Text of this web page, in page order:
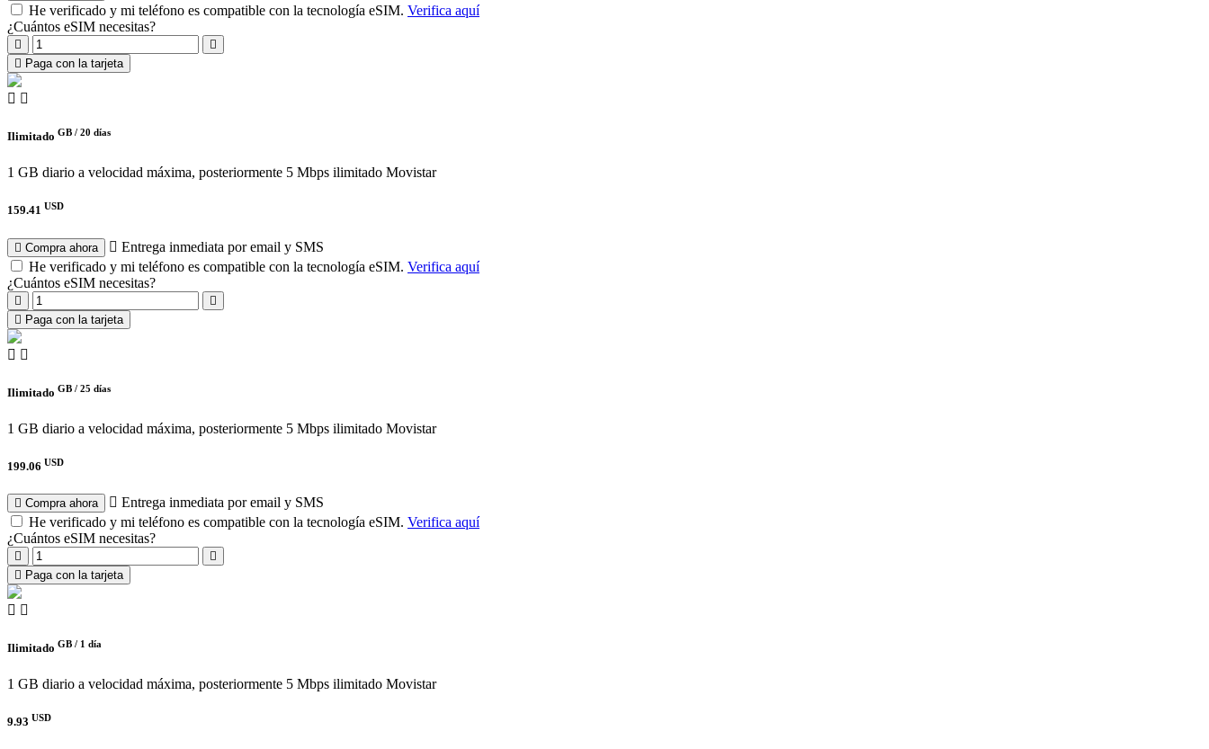
He verificado y mi teléfono es compatible con la tecnología eSIM. Verifica aquí
¿Cuántos eSIM necesitas?
Paga con la tarjeta
Ilimitado GB / 20 días
1 GB diario a velocidad máxima, posteriormente 5 Mbps ilimitado Movistar
159.41 USD
Compra ahora
Entrega inmediata por email y SMS
He verificado y mi teléfono es compatible con la tecnología eSIM. Verifica aquí
¿Cuántos eSIM necesitas?
Paga con la tarjeta
Ilimitado GB / 25 días
1 GB diario a velocidad máxima, posteriormente 5 Mbps ilimitado Movistar
199.06 USD
Compra ahora
Entrega inmediata por email y SMS
He verificado y mi teléfono es compatible con la tecnología eSIM. Verifica aquí
¿Cuántos eSIM necesitas?
Paga con la tarjeta
Ilimitado GB / 1 día
1 GB diario a velocidad máxima, posteriormente 5 Mbps ilimitado Movistar
9.93 USD